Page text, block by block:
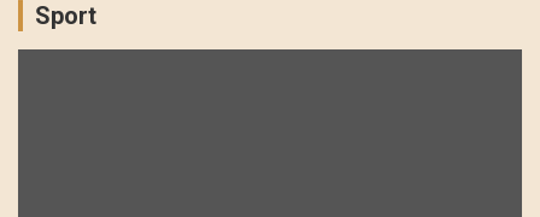
Sport